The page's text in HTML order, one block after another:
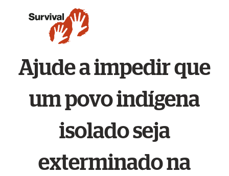
Ajude a impedir que
um povo indígena
isolado seja
exterminado na